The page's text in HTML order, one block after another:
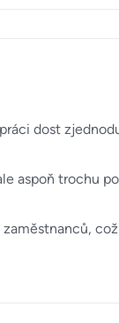
dost
aspoň trochu